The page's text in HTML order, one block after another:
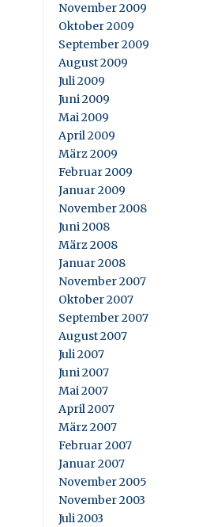
November 2009
Oktober 2009
September 2009
August 2009
Juli 2009
Juni 2009
Mai 2009
April 2009
März 2009
Februar 2009
Januar 2009
November 2008
Juni 2008
März 2008
Januar 2008
November 2007
Oktober 2007
September 2007
August 2007
Juli 2007
Juni 2007
Mai 2007
April 2007
März 2007
Februar 2007
Januar 2007
November 2005
November 2003
Juli 2003